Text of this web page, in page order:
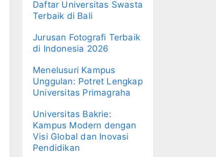
Daftar Universitas Swasta
Terbaik di Bali
Jurusan Fotografi Terbaik
di Indonesia 2026
Menelusuri Kampus
Unggulan: Potret Lengkap
Universitas Primagraha
Universitas Bakrie:
Kampus Modern dengan
Visi Global dan Inovasi
Pendidikan